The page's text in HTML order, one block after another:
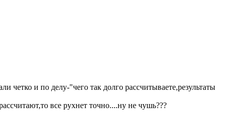
и по делу-"чего так долго рассчитываете,результаты
все рухнет точно....ну не чушь???